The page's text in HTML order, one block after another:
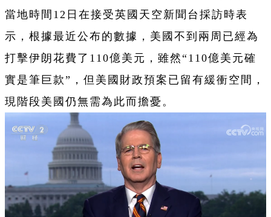
當地時間12日在接受英國天空新聞台採訪時表
示，根據最近公布的數據，美國不到兩周已經為
打擊伊朗花費了110億美元，雖然“110億美元確
實是筆巨款”，但美國財政預案已留有緩衝空間，
現階段美國仍無需為此而擔憂。